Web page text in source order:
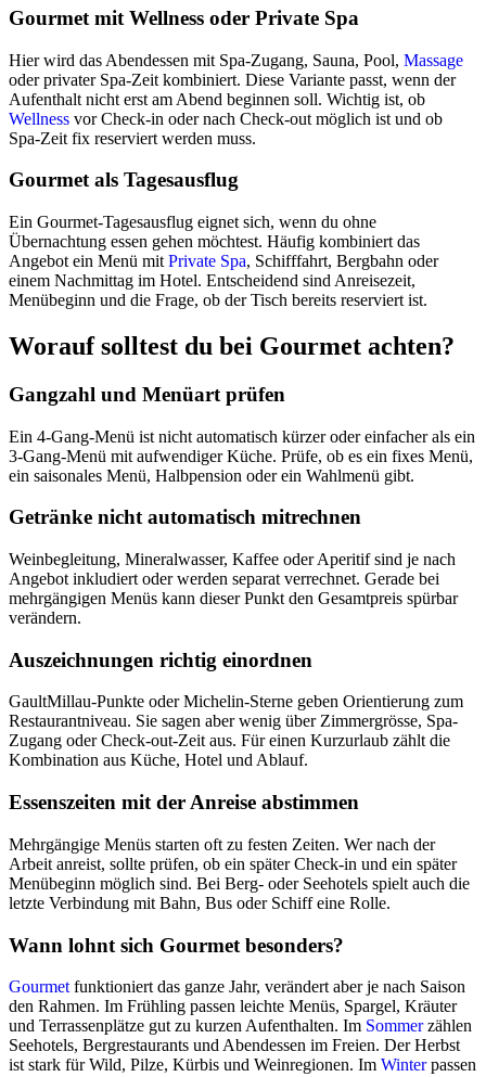
Gourmet mit Wellness oder Private Spa
Hier wird das Abendessen mit Spa-Zugang, Sauna, Pool, Massage
oder privater Spa-Zeit kombiniert. Diese Variante passt, wenn der
Aufenthalt nicht erst am Abend beginnen soll. Wichtig ist, ob
Wellness vor Check-in oder nach Check-out möglich ist und ob
Spa-Zeit fix reserviert werden muss.
Gourmet als Tagesausflug
Ein Gourmet-Tagesausflug eignet sich, wenn du ohne
Übernachtung essen gehen möchtest. Häufig kombiniert das
Angebot ein Menü mit Private Spa, Schifffahrt, Bergbahn oder
einem Nachmittag im Hotel. Entscheidend sind Anreisezeit,
Menübeginn und die Frage, ob der Tisch bereits reserviert ist.
Worauf solltest du bei Gourmet achten?
Gangzahl und Menüart prüfen
Ein 4-Gang-Menü ist nicht automatisch kürzer oder einfacher als ein
3-Gang-Menü mit aufwendiger Küche. Prüfe, ob es ein fixes Menü,
ein saisonales Menü, Halbpension oder ein Wahlmenü gibt.
Getränke nicht automatisch mitrechnen
Weinbegleitung, Mineralwasser, Kaffee oder Aperitif sind je nach
Angebot inkludiert oder werden separat verrechnet. Gerade bei
mehrgängigen Menüs kann dieser Punkt den Gesamtpreis spürbar
verändern.
Auszeichnungen richtig einordnen
GaultMillau-Punkte oder Michelin-Sterne geben Orientierung zum
Restaurantniveau. Sie sagen aber wenig über Zimmergrösse, Spa-
Zugang oder Check-out-Zeit aus. Für einen Kurzurlaub zählt die
Kombination aus Küche, Hotel und Ablauf.
Essenszeiten mit der Anreise abstimmen
Mehrgängige Menüs starten oft zu festen Zeiten. Wer nach der
Arbeit anreist, sollte prüfen, ob ein später Check-in und ein später
Menübeginn möglich sind. Bei Berg- oder Seehotels spielt auch die
letzte Verbindung mit Bahn, Bus oder Schiff eine Rolle.
Wann lohnt sich Gourmet besonders?
Gourmet funktioniert das ganze Jahr, verändert aber je nach Saison
den Rahmen. Im Frühling passen leichte Menüs, Spargel, Kräuter
und Terrassenplätze gut zu kurzen Aufenthalten. Im Sommerzählen
Seehotels, Bergrestaurants und Abendessen im Freien. Der Herbst
ist stark für Wild, Pilze, Kürbis und Weinregionen. Im Winterpassen